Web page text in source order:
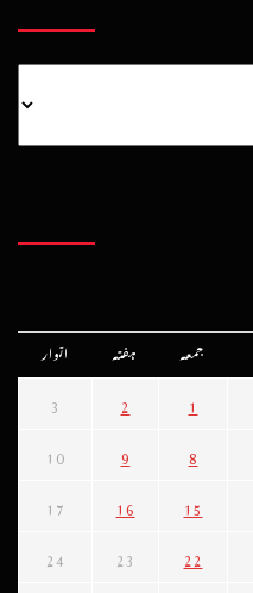
جمعہ ہفتہ اتوار
1
2
3
8
9
10
15
16
17
22
23
24